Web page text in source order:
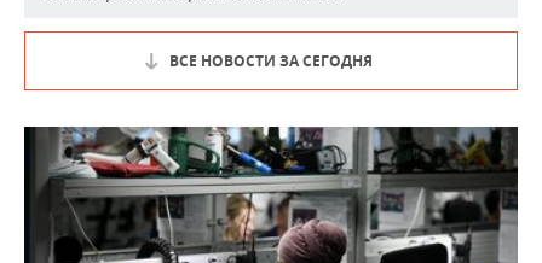
ВСЕ НОВОСТИ ЗА СЕГОДНЯ